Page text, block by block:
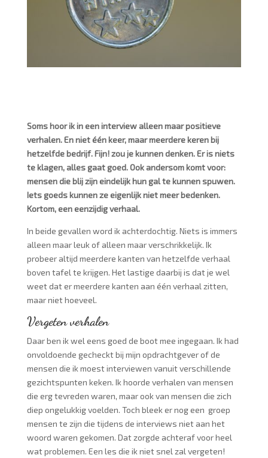
Soms hoor ik in een interview alleen maar positieve
verhalen. En niet één keer, maar meerdere keren bij
hetzelfde bedrijf. Fijn! zou je kunnen denken. Er is niets
te klagen, alles gaat goed. Ook andersom komt voor:
mensen die blij zijn eindelijk hun gal te kunnen spuwen.
Iets goeds kunnen ze eigenlijk niet meer bedenken.
Kortom, een eenzijdig verhaal.
In beide gevallen word ik achterdochtig. Niets is immers
alleen maar leuk of alleen maar verschrikkelijk. Ik
probeer altijd meerdere kanten van hetzelfde verhaal
boven tafel te krijgen. Het lastige daarbij is dat je wel
weet dat er meerdere kanten aan één verhaal zitten,
maar niet hoeveel.
Vergeten verhalen
Daar ben ik wel eens goed de boot mee ingegaan. Ik had
onvoldoende gecheckt bij mijn opdrachtgever of de
mensen die ik moest interviewen vanuit verschillende
gezichtspunten keken. Ik hoorde verhalen van mensen
die erg tevreden waren, maar ook van mensen die zich
diep ongelukkig voelden. Toch bleek er nog een groep
mensen te zijn die tijdens de interviews niet aan het
woord waren gekomen. Dat zorgde achteraf voor heel
wat problemen. Een les die ik niet snel zal vergeten!